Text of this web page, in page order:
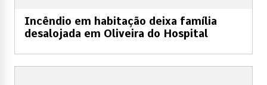
Incêndio em habitação deixa família
desalojada em Oliveira do Hospital